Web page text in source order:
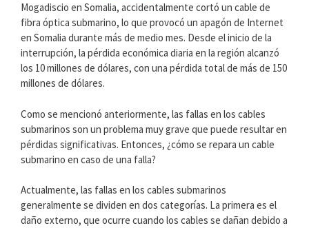
Mogadiscio en Somalia, accidentalmente cortó un cable de
fibra óptica submarino, lo que provocó un apagón de Internet
en Somalia durante más de medio mes. Desde el inicio de la
interrupción, la pérdida económica diaria en la región alcanzó
los 10 millones de dólares, con una pérdida total de más de 150
millones de dólares.
Como se mencionó anteriormente, las fallas en los cables
submarinos son un problema muy grave que puede resultar en
pérdidas significativas. Entonces, ¿cómo se repara un cable
submarino en caso de una falla?
Actualmente, las fallas en los cables submarinos
generalmente se dividen en dos categorías. La primera es el
daño externo, que ocurre cuando los cables se dañan debido a